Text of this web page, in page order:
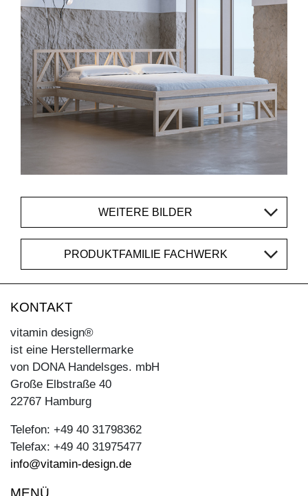
WEITERE BILDER
PRODUKTFAMILIE FACHWERK
KONTAKT
vitamin design®
ist eine Herstellermarke
von DONA Handelsges. mbH
Große Elbstraße 40
22767 Hamburg
Telefon: +49 40 31798362
Telefax: +49 40 31975477
info@vitamin-design.de
MENÜ